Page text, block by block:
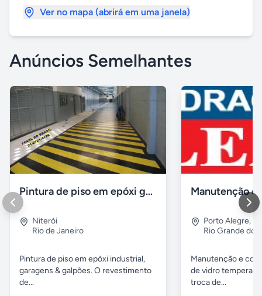
Ver no mapa (abrirá em uma janela)
Anúncios Semelhantes
Pintura de piso em epóxi garagens Quadras & galpões
Niterói
Rio de Janeiro
Pintura de piso em epóxi industrial,
garagens & galpões. O revestimento
de...
Porto Alegre,
Rio Grande do
Manutenção e
de vidro
troca de...